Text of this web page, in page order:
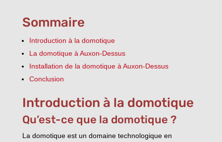
Sommaire
Introduction à la domotique
La domotique à Auxon-Dessus
Installation de la domotique à Auxon-Dessus
Conclusion
Introduction à la domotique
Qu’est-ce que la domotique ?
La domotique est un domaine technologique en